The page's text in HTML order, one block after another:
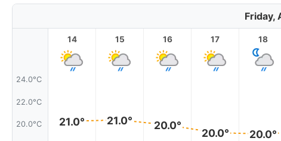
Friday,
24.0°C
22.0°C
20.0°C
14
21.0°
15
21.0°
16
20.0°
17
20.0°
18
20.0°